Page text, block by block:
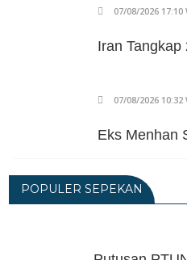
07/08/2026
Iran Tangkap
07/08/2026
Eks Menhan
06/08/2026 19:39
POPULER SEPEKAN